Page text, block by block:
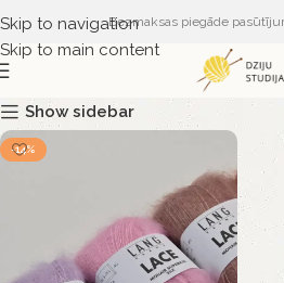
Skip to navigation
Skip to main content
Bezmaksas piegāde
Show sidebar
-14%